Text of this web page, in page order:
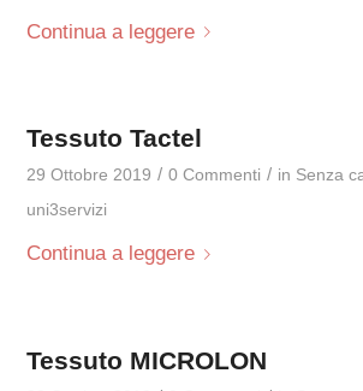
Continua a leggere
Tessuto Tactel
29 Ottobre 2019 / 0 Commenti / in Senza
uni3servizi
Continua a leggere
Tessuto MICROLON